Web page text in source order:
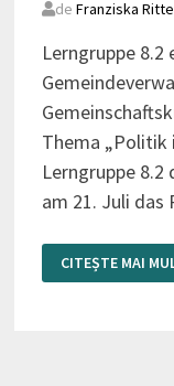
de Franziska
Lerngruppe 8.2
Thema „Politik
Lerngruppe 8.2
am 21. Juli
BESUCH
DES
RATHAUSES
CITEȘTE MAI